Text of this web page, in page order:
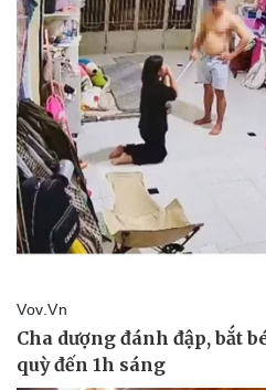
Doanh nghiệp
Thông tin doanh nghiệp
Doanh nghiệp 24h
Doanh nhân
Vì cộng đồng